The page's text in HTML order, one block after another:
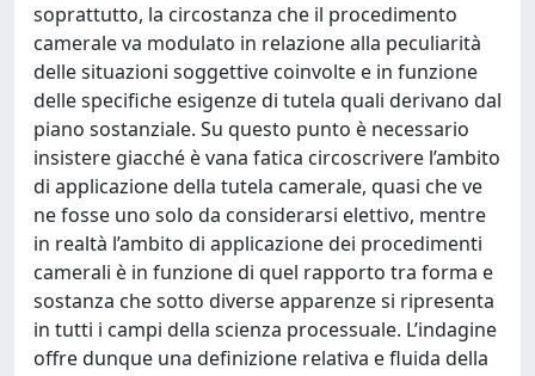
soprattutto, la circostanza che il procedimento
camerale va modulato in relazione alla peculiarità
delle situazioni soggettive coinvolte e in funzione
delle specifiche esigenze di tutela quali derivano dal
piano sostanziale. Su questo punto è necessario
insistere giacché è vana fatica circoscrivere l’ambito
di applicazione della tutela camerale, quasi che ve
ne fosse uno solo da considerarsi elettivo, mentre
in realtà l’ambito di applicazione dei procedimenti
camerali è in funzione di quel rapporto tra forma e
sostanza che sotto diverse apparenze si ripresenta
in tutti i campi della scienza processuale. L’indagine
offre dunque una definizione relativa e fluida della